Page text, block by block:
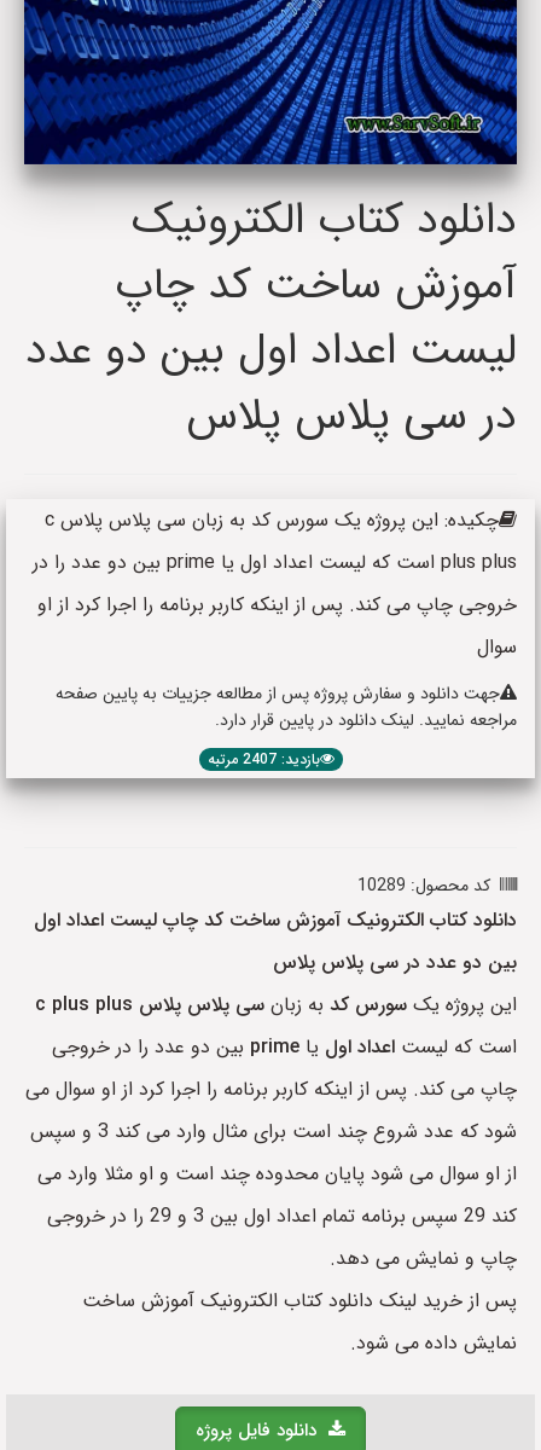
دانلود کتاب الکترونیک
آموزش ساخت کد چاپ
لیست اعداد اول بین دو عدد
در سی پلاس پلاس
چکیده: این پروژه یک سورس کد به زبان سی پلاس پلاس c
plus plus است که لیست اعداد اول یا prime بین دو عدد را در
خروجی چاپ می کند. پس از اینکه کاربر برنامه را اجرا کرد از او
سوال
جهت دانلود و سفارش پروژه پس از مطالعه جزییات به پایین صفحه
مراجعه نمایید. لینک دانلود در پایین قرار دارد.
بازدید: 2407 مرتبه
کد محصول: 10289
دانلود کتاب الکترونیک آموزش ساخت کد چاپ لیست اعداد اول
بین دو عدد در سی پلاس پلاس
این پروژه یک سورس کد به زبان سی پلاس پلاس c plus plus
است که لیست اعداد اول یا prime بین دو عدد را در خروجی
چاپ می کند. پس از اینکه کاربر برنامه را اجرا کرد از او سوال می
شود که عدد شروع چند است برای مثال وارد می کند 3 و سپس
از او سوال می شود پایان محدوده چند است و او مثلا وارد می
کند 29 سپس برنامه تمام اعداد اول بین 3 و 29 را در خروجی
چاپ و نمایش می دهد.
پس از خرید لینک دانلود کتاب الکترونیک آموزش ساخت
نمایش داده می شود.
دانلود فایل پروژه